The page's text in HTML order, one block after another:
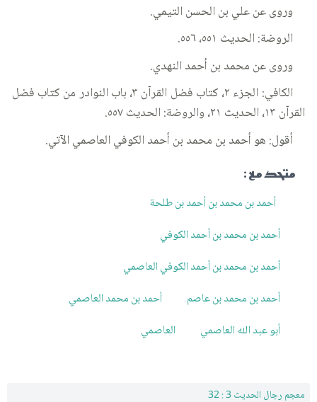
وروى عن علي بن الحسن التيمي.
الروضة: الحديث ٥٥١، ٥٥٦.
وروى عن محمد بن أحمد النهدي.
الكافي: الجزء ٢، كتاب فضل القرآن ٣، باب النوادر من كتاب فضل
القرآن ١٣، الحديث ٢١، والروضة: الحديث ٥٥٧.
أقول: هو أحمد بن محمد بن أحمد الكوفي العاصمي الآتي.
متحد مع :
أحمد بن محمد بن أحمد بن طلحة
أحمد بن محمد بن أحمد الكوفي
أحمد بن محمد بن أحمد الكوفي العاصمي
أحمد بن محمد بن عاصم
أحمد بن محمد العاصمي
أبو عبد الله العاصمي
العاصمي
معجم رجال الحديث 3 : 32